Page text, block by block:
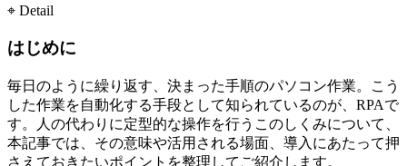
⌖ Detail
はじめに
毎日のように繰り返す、決まった手順のパソコン作業。こう
した作業を自動化する手段として知られているのが、RPAで
す。人の代わりに定型的な操作を行うこのしくみについて、
本記事では、その意味や活用される場面、導入にあたって押
さえておきたいポイントを整理してご紹介します。